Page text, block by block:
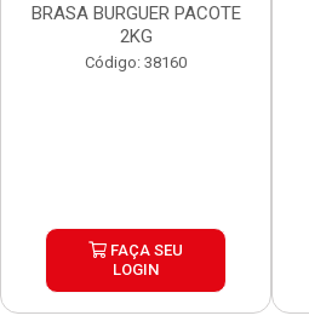
BRASA BURGUER PACOTE
2KG
Código: 38160
FAÇA SEU
LOGIN